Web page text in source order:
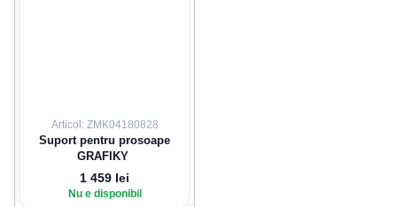
Articol: ZMK04180828
Suport pentru prosoape
GRAFIKY
1 459 lei
Nu e disponibil